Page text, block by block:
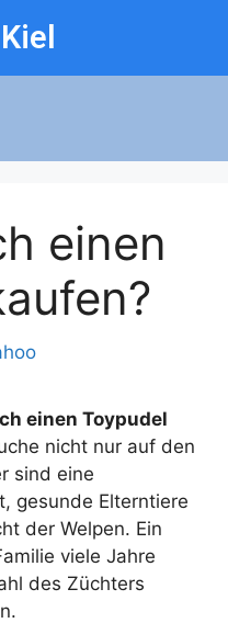
einen
einen Toypudel
nicht nur auf den
sind eine
gesunde Elterntiere
der Welpen. Ein
viele Jahre
des Züchters